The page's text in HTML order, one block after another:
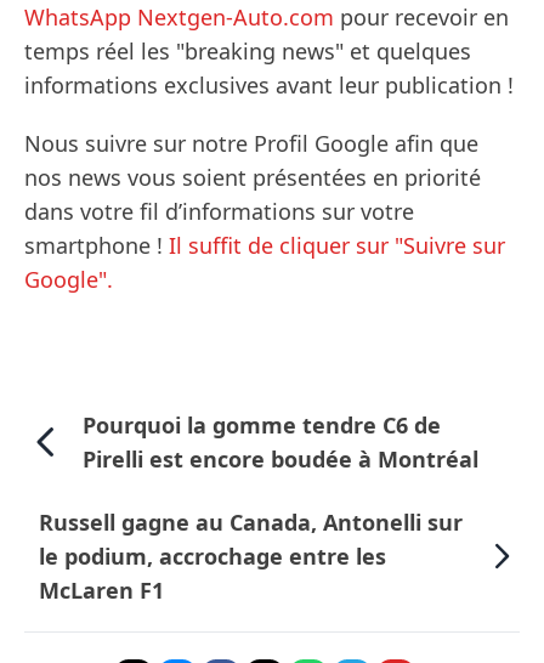
WhatsApp Nextgen-Auto.com pour recevoir en
temps réel les "breaking news" et quelques
informations exclusives avant leur publication !
Nous suivre sur notre Profil Google afin que
nos news vous soient présentées en priorité
dans votre fil d’informations sur votre
smartphone ! Il suffit de cliquer sur "Suivre sur
Google".
Pourquoi la gomme tendre C6 de
Pirelli est encore boudée à Montréal
Russell gagne au Canada, Antonelli sur
le podium, accrochage entre les
McLaren F1